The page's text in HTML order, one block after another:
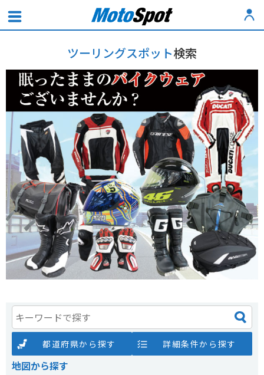
ツーリングスポット検索
都道府県から探す 詳細条件から探す
地図から探す